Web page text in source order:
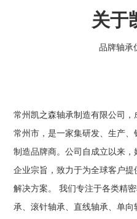
关于
品牌轴承
常州凯之森轴承制造有限公司‌
常州市，是一家集研发、生产
制造品牌商。公司自成立以来，
企业宗旨，致力于为全球客户
解决方案。 我们专注于各类精密轴承，包括但不限于深沟球轴
承、滚针轴承、直线轴承、单